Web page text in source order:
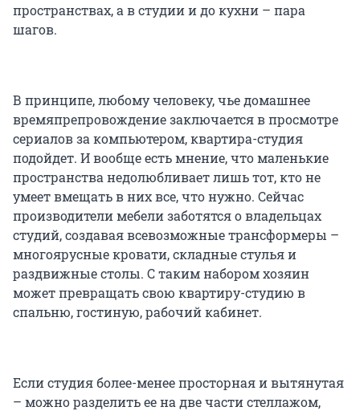
пространствах, а в студии и до кухни – пара
шагов.
В принципе, любому человеку, чье домашнее
времяпрепровождение заключается в просмотре
сериалов за компьютером, квартира-студия
подойдет. И вообще есть мнение, что маленькие
пространства недолюбливает лишь тот, кто не
умеет вмещать в них все, что нужно. Сейчас
производители мебели заботятся о владельцах
студий, создавая всевозможные трансформеры –
многоярусные кровати, складные стулья и
раздвижные столы. С таким набором хозяин
может превращать свою квартиру-студию в
спальню, гостиную, рабочий кабинет.
Если студия более-менее просторная и вытянутая
– можно разделить ее на две части стеллажом,